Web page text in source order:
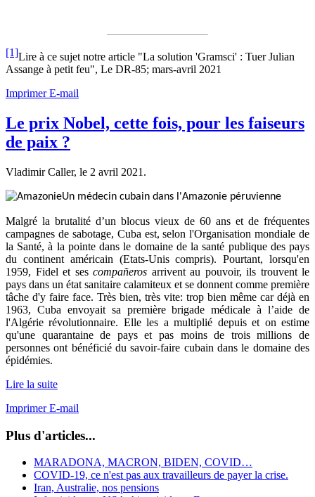
[1]Lire à ce sujet notre article "La solution 'Gramsci' : Tuer Julian
Assange à petit feu", Le DR-85; mars-avril 2021
ImprimerE-mail
Le prix Nobel, cette fois, pour les faiseurs
de paix ?
Vladimir Caller, le 2 avril 2021 .
Un médecin cubain dans l'Amazonie péruvienne
Malgré la brutalité d’un blocus vieux de 60 ans et de fréquentes
campagnes de sabotage, Cuba est, selon l'Organisation mondiale de
la Santé, à la pointe dans le domaine de la santé publique des pays
du continent américain (Etats-Unis compris). Pourtant, lorsqu'en
1959, Fidel et ses compañeros arrivent au pouvoir, ils trouvent le
pays dans un état sanitaire calamiteux et se donnent comme première
tâche d'y faire face. Très bien, très vite: trop bien même car déjà en
1963, Cuba envoyait sa première brigade médicale à l’aide de
l'Algérie révolutionnaire. Elle les a multiplié depuis et on estime
qu'une quarantaine de payset pas moins de trois millions de
personnes ont bénéficié du savoir-faire cubain dans le domaine des
épidémies.
Lire la suite
ImprimerE-mail
Plus d'articles...
MARADONA, MACRON, BIDEN, COVID…
COVID-19, ce n'est pas aux travailleurs de payer la crise.
Iran, Australie, nos pensions